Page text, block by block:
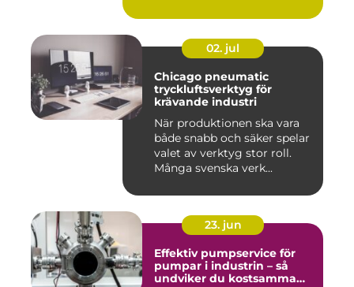
02. jul
Chicago pneumatic
tryckluftsverktyg för
krävande industri
När produktionen ska vara
både snabb och säker spelar
valet av verktyg stor roll.
Många svenska verk...
23. jun
Effektiv pumpservice för
pumpar i industrin – så
undviker du kostsamma